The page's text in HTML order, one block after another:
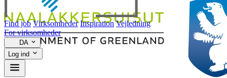
Find job Virksomheder Inspiration Vejledning
For virksomheder
DA
Log ind